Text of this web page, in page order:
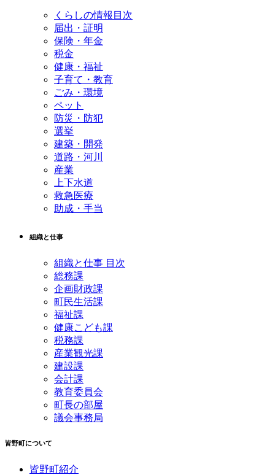
くらしの情報目次
届出・証明
保険・年金
税金
健康・福祉
子育て・教育
ごみ・環境
ペット
防災・防犯
選挙
建築・開発
道路・河川
産業
上下水道
救急医療
助成・手当
組織と仕事
組織と仕事 目次
総務課
企画財政課
町民生活課
福祉課
健康こども課
税務課
産業観光課
建設課
会計課
教育委員会
町長の部屋
議会事務局
皆野町について
皆野町紹介